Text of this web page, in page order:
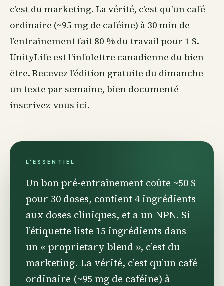
c’est du marketing. La vérité, c’est qu’un café
ordinaire (~95 mg de caféine) à 30 min de
l’entraînement fait 80 % du travail pour 1 $.
UnityLife est l’infolettre canadienne dubien-
être. Recevez l’édition gratuite du dimanche —
un texte par semaine, bien documenté —
inscrivez-vous ici.
L'ESSENTIEL
Un bon pré-entraînement coûte ~50 $
pour 30 doses, contient 4 ingrédients
aux doses cliniques, et a un NPN. Si
l’étiquette liste 15 ingrédients dans
un « proprietary blend », c’est du
marketing. La vérité, c’est qu’un café
ordinaire (~95 mg de caféine) à